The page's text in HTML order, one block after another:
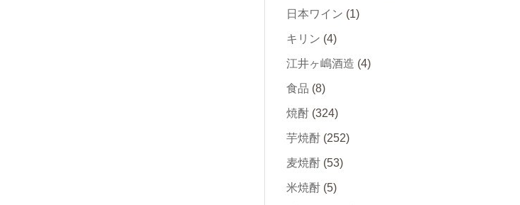
日本ワイン (1)
キリン (4)
江井ヶ嶋酒造 (4)
食品 (8)
焼酎 (324)
芋焼酎 (252)
麦焼酎 (53)
米焼酎 (5)